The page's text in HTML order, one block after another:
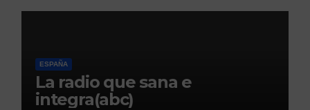
ESPAÑA
La radio que sana e
integra(abc)